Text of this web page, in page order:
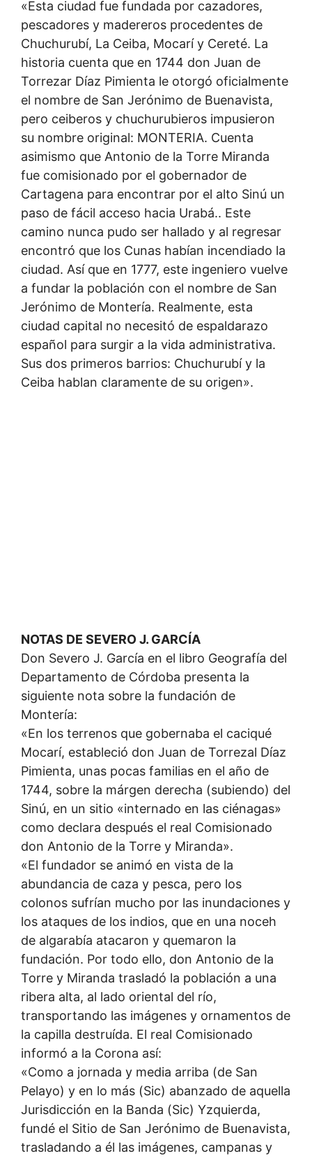
«Esta ciudad fue fundada por cazadores,
pescadores y madereros procedentes de
Chuchurubí, La Ceiba, Mocarí y Cereté. La
historia cuenta que en 1744 don Juan de
Torrezar Díaz Pimienta le otorgó oficialmente
el nombre de San Jerónimo de Buenavista,
pero ceiberos y chuchurubieros impusieron
su nombre original: MONTERIA. Cuenta
asimismo que Antonio de la Torre Miranda
fue comisionado por el gobernador de
Cartagena para encontrar por el alto Sinú un
paso de fácil acceso hacia Urabá.. Este
camino nunca pudo ser hallado y al regresar
encontró que los Cunas habían incendiado la
ciudad. Así que en 1777, este ingeniero vuelve
a fundar la población con el nombre de San
Jerónimo de Montería. Realmente, esta
ciudad capital no necesitó de espaldarazo
español para surgir a la vida administrativa.
Sus dos primeros barrios: Chuchurubí y la
Ceiba hablan claramente de su origen».
NOTAS DE SEVERO J. GARCÍA
Don Severo J. García en el libro Geografía del
Departamento de Córdoba presenta la
siguiente nota sobre la fundación de
Montería:
«En los terrenos que gobernaba el caciqué
Mocarí, estableció don Juan de Torrezal Díaz
Pimienta, unas pocas familias en el año de
1744, sobre la márgen derecha (subiendo) del
Sinú, en un sitio «internado en las ciénagas»
como declara después el real Comisionado
don Antonio de la Torre y Miranda».
«El fundador se animó en vista de la
abundancia de caza y pesca, pero los
colonos sufrían mucho por las inundaciones y
los ataques de los indios, que en una noceh
de algarabía atacaron y quemaron la
fundación. Por todo ello, don Antonio de la
Torre y Miranda trasladó la población a una
ribera alta, al lado oriental del río,
transportando las imágenes y ornamentos de
la capilla destruída. El real Comisionado
informó a la Corona así:
«Como a jornada y media arriba (de San
Pelayo) y en lo más (Sic) abanzado de aquella
Jurisdicción en la Banda (Sic) Yzquierda,
fundé el Sitio de San Jerónimo de Buenavista,
trasladando a él las imágenes, campanas y